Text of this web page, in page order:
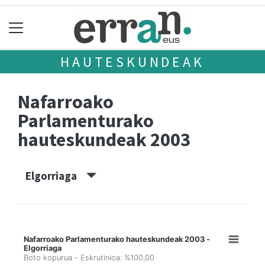
HAUTESKUNDEAK
Nafarroako
Parlamenturako
hauteskundeak 2003
Elgorriaga
Nafarroako Parlamenturako hauteskundeak 2003 -
Elgorriaga
Boto kopurua - Eskrutinioa: %100,00